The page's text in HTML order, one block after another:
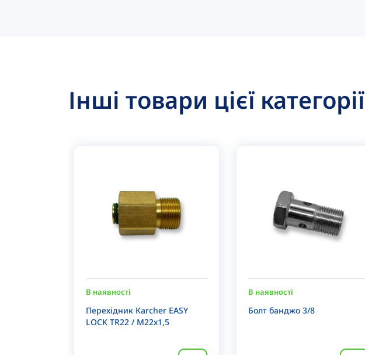
Інші товари цієї категорії
В наявності
Перехідник Karcher EASY
LOCK TR22 / М22х1,5
В наявності
Болт банджо 3/8